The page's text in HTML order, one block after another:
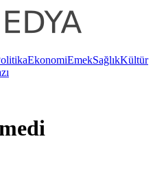
EkonomiEmekSağlıkKültür